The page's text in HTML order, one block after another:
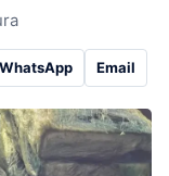
WhatsApp Email